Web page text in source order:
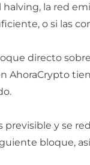
la red
o si las
directo
AhoraCrypto
previsible y se
bloque,